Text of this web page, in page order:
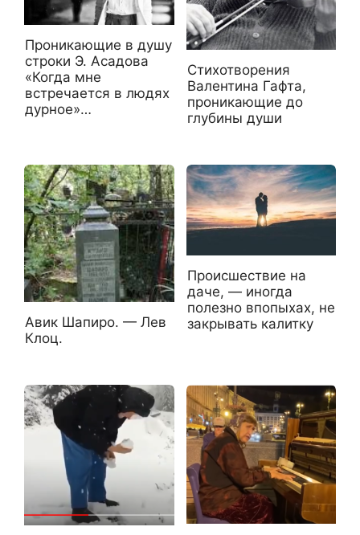
Проникающие в душу
строки Э. Асадова
«Когда мне
встречается в людях
дурное»…
Стихотворения
Валентина Гафта,
проникающие до
глубины души
Авик Шапиро. — Лев
Клоц.
Происшествие на
даче, — иногда
полезно впопыхах, не
закрывать калитку